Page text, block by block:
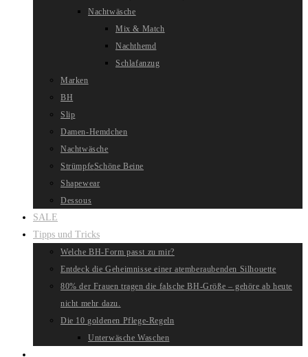
Nachtwäsche
Mix & Match
Nachthemd
Schlafanzug
Marken
BH
Slip
Damen-Hemdchen
Nachtwäsche
StrümpfeSchöne Beine
Shapewear
Dessous
SALE
Tipps und Tricks
Welche BH-Form passt zu mir?
Entdeck die Geheimnisse einer atemberaubenden Silhouette
80% der Frauen tragen die falsche BH-Größe – gehöre ab heute
nicht mehr dazu.
Die 10 goldenen Pflege-Regeln
Unterwäsche Waschen